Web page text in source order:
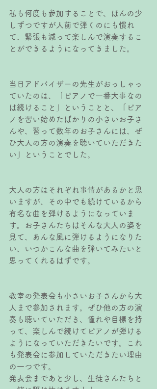
私も何度も参加することで、ほんの少
しずつですが人前で弾くのにも慣れ
て、緊張も減って楽しんで演奏するこ
とができるようになってきました。
当日アドバイザーの先生がおっしゃっ
ていたのは、「ピアノで一番大事なの
は続けること」ということと、「ピア
ノを習い始めたばかりの小さいお子さ
んや、習って数年のお子さんには、ぜ
ひ大人の方の演奏を聴いていただきた
い」ということでした。
大人の方はそれぞれ事情があるかと思
いますが、その中でも続けているから
有名な曲を弾けるようになっていま
す。お子さんたちはそんな大人の姿を
見て、あんな風に弾けるようになりた
い、いつかこんな曲を弾いてみたいと
思ってくれるはずです。
教室の発表会も小さいお子さんから大
人まで参加されます。ぜひ他の方の演
奏も聴いていただき、憧れや目標を持
って、楽しんで続けてピアノが弾ける
ようになっていただきたいです。これ
も発表会に参加していただきたい理由
の一つです。
発表会まであと少し、生徒さんたちと